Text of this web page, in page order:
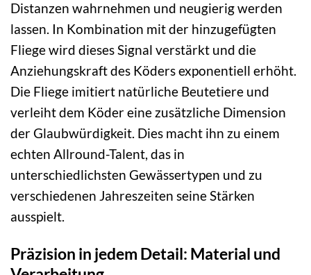
Distanzen wahrnehmen und neugierig werden
lassen. In Kombination mit der hinzugefügten
Fliege wird dieses Signal verstärkt und die
Anziehungskraft des Köders exponentiell erhöht.
Die Fliege imitiert natürliche Beutetiere und
verleiht dem Köder eine zusätzliche Dimension
der Glaubwürdigkeit. Dies macht ihn zu einem
echten Allround-Talent, das in
unterschiedlichsten Gewässertypen und zu
verschiedenen Jahreszeiten seine Stärken
ausspielt.
Präzision in jedem Detail: Material und